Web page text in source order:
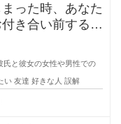
った時、あなた
き合い前する段
ら
氏と彼女の女性や男性での
い 友達 好きな人 誤解